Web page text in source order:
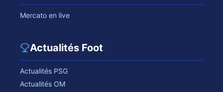
Mercato en live
Actualités Foot
Actualités PSG
Actualités OM